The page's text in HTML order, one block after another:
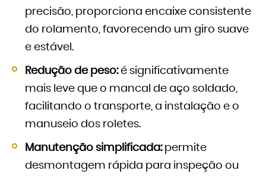
precisão, proporciona encaixe consistente
do rolamento, favorecendo um giro suave
e estável.
Redução de peso:é significativamente
mais leve que o mancal de aço soldado,
facilitando o transporte, a instalação e o
manuseio dos roletes.
Manutenção simplificada:permite
desmontagem rápida para inspeção ou